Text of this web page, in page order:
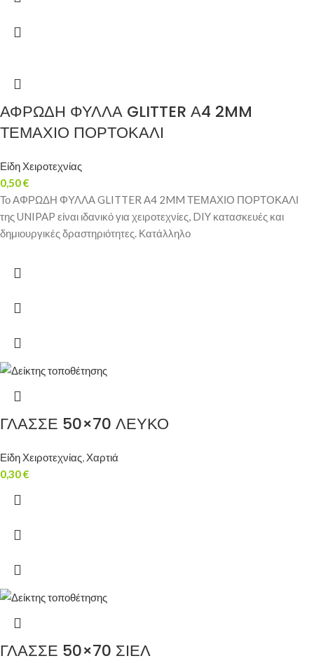
ΑΦΡΩΔΗ ΦΥΛΛΑ GLITTER Α4 2MM
ΤΕΜΑΧΙΟ ΠΟΡΤΟΚΑΛΙ
Είδη Χειροτεχνίας
0,50€
Το ΑΦΡΩΔΗ ΦΥΛΛΑ GLITTER Α4 2MM ΤΕΜΑΧΙΟ ΠΟΡΤΟΚΑΛΙ
της UNIPAP είναι ιδανικό για χειροτεχνίες, DIY κατασκευές και
δημιουργικές δραστηριότητες. Κατάλληλο
ΓΛΑΣΣΕ 50×70 ΛΕΥΚΟ
Είδη Χειροτεχνίας, Χαρτιά
0,30€
ΓΛΑΣΣΕ 50×70 ΣΙΕΛ